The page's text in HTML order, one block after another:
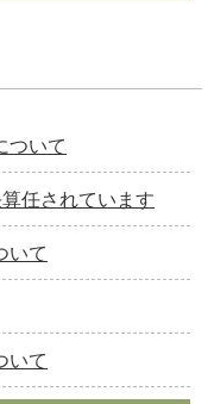
ついて
任されています
いて
いて